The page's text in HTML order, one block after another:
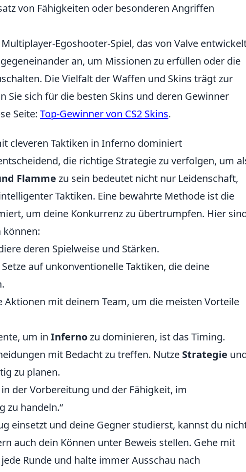
von Fähigkeiten oder besonderen Angriffen
Egoshooter-Spiel, das von Valve
an, um Missionen zu erfüllen oder die
Die Vielfalt der Waffen und Skins trägt zur
Sie sich für die besten Skins und deren Gewinner
Seite: Top-Gewinner von CS2 Skins.
cleveren Taktiken in Inferno dominiert
die richtige Strategie zu verfolgen, um
Flamme zu sein bedeutet nicht nur Leidenschaft,
Taktiken. Eine bewährte Methode ist die
um deine Konkurrenz zu übertrumpfen. Hier
können:
deren Spielweise und Stärken.
Setze auf unkonventionelle Taktiken, die deine
Aktionen mit deinem Team, um die meisten Vorteile
um in Infernozu dominieren, ist das Timing.
mit Bedacht zu treffen. Nutze Strategie
zu planen.
der Vorbereitung und der Fähigkeit, im
zu handeln.“
einsetzt und deine Gegner studierst, kannst du
auch dein Können unter Beweis stellen. Gehe mit
Runde und halte immer Ausschau nach